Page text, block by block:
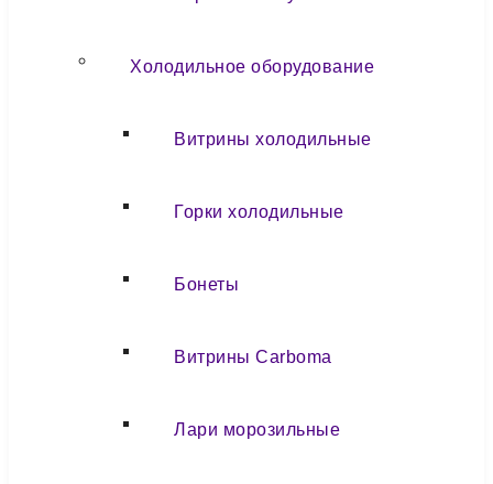
Холодильное оборудование
Витрины холодильные
Горки холодильные
Бонеты
Витрины Carboma
Лари морозильные